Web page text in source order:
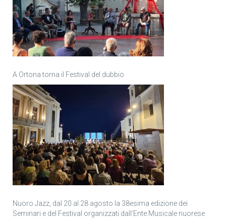
A Ortona torna il Festival del dubbio
Nuoro Jazz, dal 20 al 28 agosto la 38esima edizione dei
Seminari e del Festival organizzati dall’Ente Musicale nuorese